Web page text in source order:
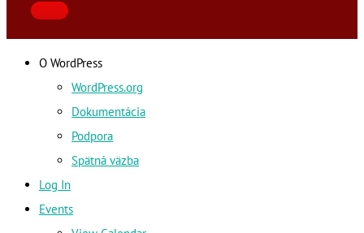
O WordPress
WordPress.org
Dokumentácia
Podpora
Spätná väzba
Log In
Events